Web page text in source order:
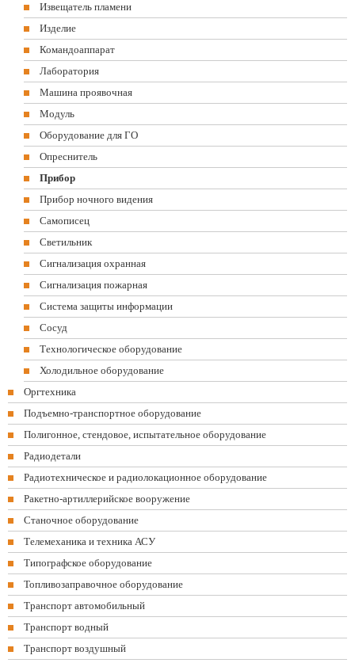
Извещатель пламени
Изделие
Командоаппарат
Лаборатория
Машина проявочная
Модуль
Оборудование для ГО
Опреснитель
Прибор
Прибор ночного видения
Самописец
Светильник
Сигнализация охранная
Сигнализация пожарная
Система защиты информации
Сосуд
Технологическое оборудование
Холодильное оборудование
Оргтехника
Подъемно-транспортное оборудование
Полигонное, стендовое, испытательное оборудование
Радиодетали
Радиотехническое и радиолокационное оборудование
Ракетно-артиллерийское вооружение
Станочное оборудование
Телемеханика и техника АСУ
Типографское оборудование
Топливозаправочное оборудование
Транспорт автомобильный
Транспорт водный
Транспорт воздушный